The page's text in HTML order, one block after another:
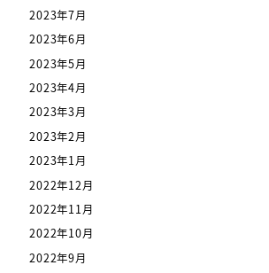
2023年7月
2023年6月
2023年5月
2023年4月
2023年3月
2023年2月
2023年1月
2022年12月
2022年11月
2022年10月
2022年9月